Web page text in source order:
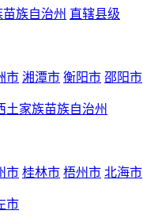
族自治州 直辖县级
市 湘潭市 衡阳市 邵阳市
土家族苗族自治州
市 桂林市 梧州市 北海市
市